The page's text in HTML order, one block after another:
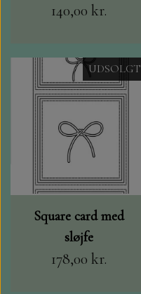
140,00 kr.
UDSOLGT
Square card med
sløjfe
178,00 kr.